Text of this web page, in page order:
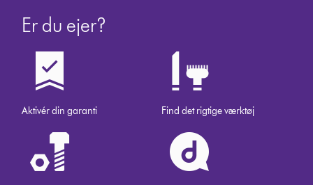
Er du ejer?
Aktivér din garanti Find det rigtige værktøj